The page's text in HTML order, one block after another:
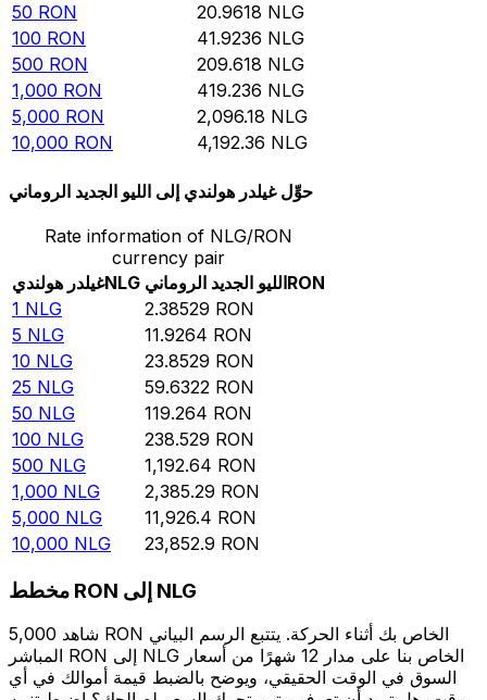
50 RON 20.9618 NLG
100 RON 41.9236 NLG
500 RON 209.618 NLG
1,000 RON 419.236 NLG
5,000 RON 2,096.18 NLG
10,000 RON 4,192.36 NLG
حوِّل غيلدر هولندي إلى الليو الجديد الروماني
Rate information of NLG/RON
currency pair
غيلدر هولنديNLG الليو الجديد الرومانيRON
1 NLG 2.38529 RON
5 NLG 11.9264 RON
10 NLG 23.8529 RON
25 NLG 59.6322 RON
50 NLG 119.264 RON
100 NLG 238.529 RON
500 NLG 1,192.64 RON
1,000 NLG 2,385.29 RON
5,000 NLG 11,926.4 RON
10,000 NLG 23,852.9 RON
مخطط RON إلى NLG
شاهد 5,000 RON الخاص بك أثناء الحركة. يتتبع الرسم البياني
المباشر RON إلى NLG الخاص بنا على مدار 12 شهرًا من أسعار
السوق في الوقت الحقيقي، ويوضح بالضبط قيمة أموالك في أي